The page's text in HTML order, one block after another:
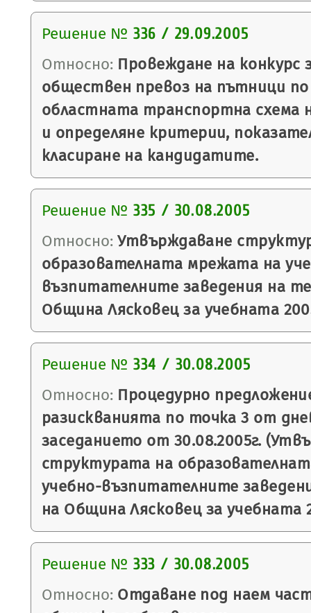
Решение № 336 / 29.09.2005
Относно: Провеждане на конкурс
обществен превоз на пътници
областната транспортна схема
и определяне критерии,
класиране на кандидатите.
Решение № 335 / 30.08.2005
Относно: Утвърждаване
образователната мрежата на
възпитателните заведения на
Община Лясковец за учебната
Решение № 334 / 30.08.2005
Относно: Процедурно
разискванията по точка 3 от
заседанието от 30.08.2005г.
структурата на
учебно-възпитателните
на Община Лясковец за учебната
Решение № 333 / 30.08.2005
Относно: Отдаване под наем